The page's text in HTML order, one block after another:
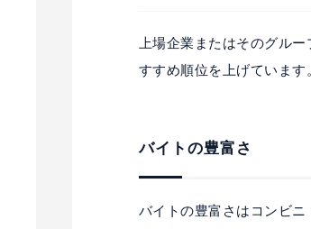
上場企業またはそのグル
すすめ順位を上げています
バイトの豊富さ
バイトの豊富さはコンビ